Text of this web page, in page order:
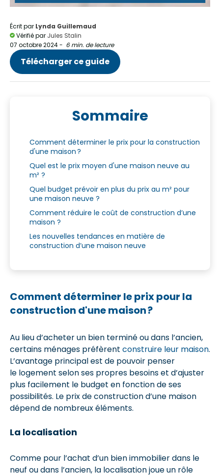
Écrit par Lynda Guillemaud
Vérifié par Jules Stalin
07 octobre 2024- 6 min. de lecture
Télécharger ce guide
Sommaire
Comment déterminer le prix pour la construction
d'une maison ?
Quel est le prix moyen d'une maison neuve au
m² ?
Quel budget prévoir en plus du prix au m² pour
une maison neuve ?
Comment réduire le coût de construction d’une
maison ?
Les nouvelles tendances en matière de
construction d’une maison neuve
Comment déterminer le prix pour la
construction d'une maison ?
Au lieu d’acheter un bien terminé ou dans l’ancien,
certains ménages préfèrent construire leur maison.
L’avantage principal est de pouvoir penser
le logement selon ses propres besoins et d’ajuster
plus facilement le budget en fonction de ses
possibilités. Le prix de construction d’une maison
dépend de nombreux éléments.
La localisation
Comme pour l’achat d’un bien immobilier dans le
neuf ou dans l’ancien, la localisation joue un rôle